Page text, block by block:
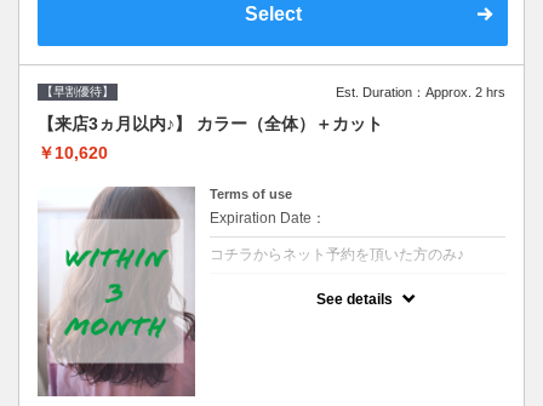
Select
【早割優待】 Est. Duration：Approx. 2 hrs
【来店3ヵ月以内♪】 カラー（全体）＋カット
￥10,620
Terms of use
Expiration Date：
コチラからネット予約を頂いた方のみ♪
See details